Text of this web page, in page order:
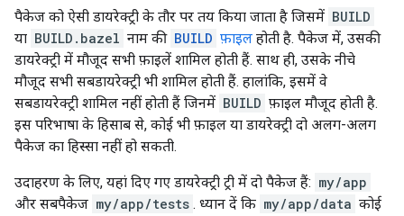
पैकेज को ऐसी डायरेक्ट्री के तौर पर तय किया जाता है जिसमें BUILD
या BUILD.bazel नाम की BUILD फ़ाइल होती है. पैकेज में, उसकी
डायरेक्ट्री में मौजूद सभी फ़ाइलें शामिल होती हैं. साथ ही, उसके नीचे
मौजूद सभी सबडायरेक्ट्री भी शामिल होती हैं. हालांकि, इसमें वे
सबडायरेक्ट्री शामिल नहीं होती हैं जिनमें BUILD फ़ाइल मौजूद होती है.
इस परिभाषा के हिसाब से, कोई भी फ़ाइल या डायरेक्ट्री दो अलग-अलग
पैकेज का हिस्सा नहीं हो सकती.
उदाहरण के लिए, यहां दिए गए डायरेक्ट्री ट्री में दो पैकेज हैं: my/app
और सबपैकेज my/app/tests . ध्यान दें कि my/app/data कोई